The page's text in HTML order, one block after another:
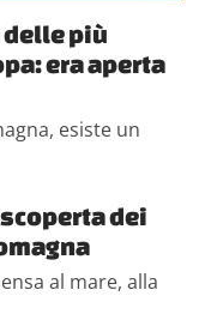
delle più
era aperta
esiste un
dei
al mare, alla